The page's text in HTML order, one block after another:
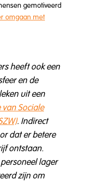
gemotiveerd
omgaan met
heeft ook een
en de
uit een
Sociale
. Indirect
dat er betere
ontstaan.
lager
zijn om